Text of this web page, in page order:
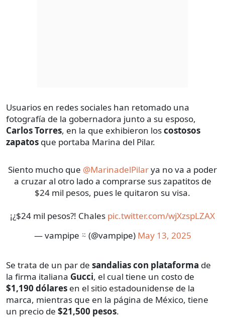
Usuarios en redes sociales han retomado una
fotografía de la gobernadora junto a su esposo,
Carlos Torres, en la que exhibieron loscostosos
zapatos que portaba Marina del Pilar.
Siento mucho que @MarinadelPilarya no va a poder
a cruzar al otro lado a comprarse sus zapatitos de
$24 mil pesos, pues le quitaron su visa.
¡¿$24 mil pesos?! Chales pic.twitter.com/wjXzspLZAX
— vampipe ⍨ (@vampipe) May 13, 2025
Se trata de un par de sandalias con plataforma de
la firma italiana Gucci, el cual tiene un costo de
$1,190 dólares en el sitio estadounidense de la
marca, mientras que en la página de México, tiene
un precio de $21,500 pesos.